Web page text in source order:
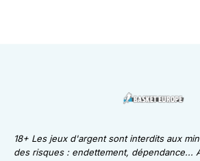
18+ Les jeux d'argent sont interdits aux
des risques : endettement, dépendance...